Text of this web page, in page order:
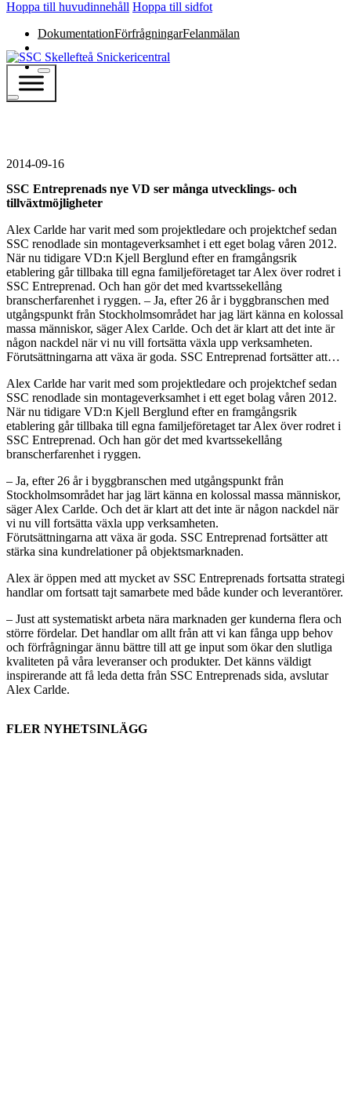
Hoppa till huvudinnehåll Hoppa till sidfot
DokumentationFörfrågningarFelanmälan
2014-09-16
SSC Entreprenads nye VD ser många utvecklings- och
tillväxtmöjligheter
Alex Carlde har varit med som projektledare och projektchef sedan
SSC renodlade sin montageverksamhet i ett eget bolag våren 2012.
När nu tidigare VD:n Kjell Berglund efter en framgångsrik
etablering går tillbaka till egna familjeföretaget tar Alex över rodret i
SSC Entreprenad. Och han gör det med kvartssekellång
branscherfarenhet i ryggen. – Ja, efter 26 år i byggbranschen med
utgångspunkt från Stockholmsområdet har jag lärt känna en kolossal
massa människor, säger Alex Carlde. Och det är klart att det inte är
någon nackdel när vi nu vill fortsätta växla upp verksamheten.
Förutsättningarna att växa är goda. SSC Entreprenad fortsätter att…
Alex Carlde har varit med som projektledare och projektchef sedan
SSC renodlade sin montageverksamhet i ett eget bolag våren 2012.
När nu tidigare VD:n Kjell Berglund efter en framgångsrik
etablering går tillbaka till egna familjeföretaget tar Alex över rodret i
SSC Entreprenad. Och han gör det med kvartssekellång
branscherfarenhet i ryggen.
– Ja, efter 26 år i byggbranschen med utgångspunkt från
Stockholmsområdet har jag lärt känna en kolossal massa människor,
säger Alex Carlde. Och det är klart att det inte är någon nackdel när
vi nu vill fortsätta växla upp verksamheten.
Förutsättningarna att växa är goda. SSC Entreprenad fortsätter att
stärka sina kundrelationer på objektsmarknaden.
Alex är öppen med att mycket av SSC Entreprenads fortsatta strategi
handlar om fortsatt tajt samarbete med både kunder och leverantörer.
– Just att systematiskt arbeta nära marknaden ger kunderna flera och
större fördelar. Det handlar om allt från att vi kan fånga upp behov
och förfrågningar ännu bättre till att ge input som ökar den slutliga
kvaliteten på våra leveranser och produkter. Det känns väldigt
inspirerande att få leda detta från SSC Entreprenads sida, avslutar
Alex Carlde.
FLER NYHETSINLÄGG